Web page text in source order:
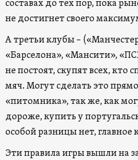
составах до тех пор, пока
не достигнет своего
А третьи клубы –
«Барселона», «Мансити»,
не постоят, скупят всех, кто
мяч. Могут сделать это
«питомника», так же, как
дороже, купить у
особой разницы нет, главное
Эти правила игры вышли на